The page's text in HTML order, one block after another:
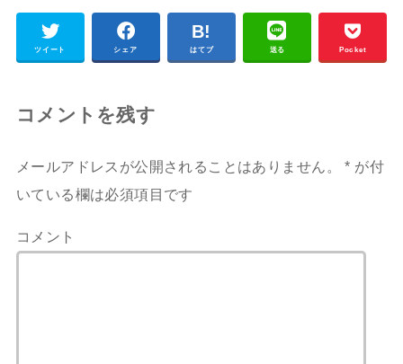
ツイート シェア はてブ 送る Pocket
コメントを残す
メールアドレスが公開されることはありません。 * が付
いている欄は必須項目です
コメント